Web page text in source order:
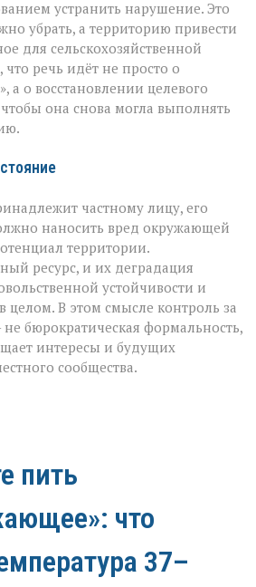
устранить нарушение. Это
убрать, а территорию привести
для сельскохозяйственной
что речь идёт не просто о
а о восстановлении целевого
она снова могла выполнять
частному лицу, его
наносить вред окружающей
территории.
ресурс, и их деградация
устойчивости и
В этом смысле контроль за
бюрократическая формальность,
интересы и будущих
сообщества.
пить
что
37–